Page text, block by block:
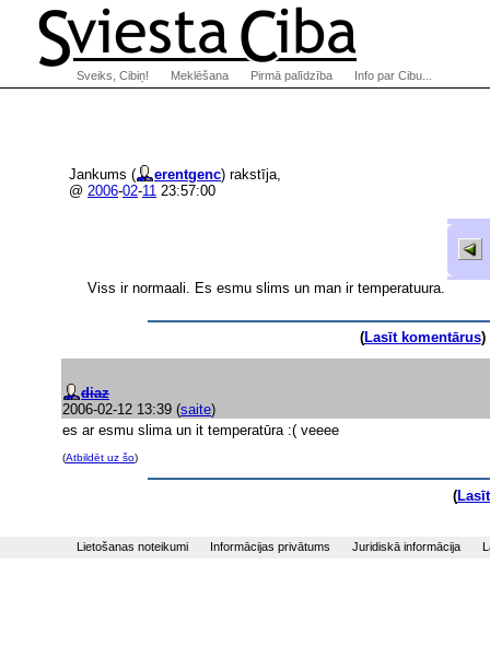
Jankums ( erentgenc) rakstīja,
@ 2006-02-11 23:57:00
Viss ir normaali. Es esmu slims un man ir temperatuura.
(Lasīt komentārus)
diaz
2006-02-12 13:39 (saite)
es ar esmu slima un it temperatūra :( veeee
(Atbildēt uz šo)
(
Sveiks, Cibiņ! Meklēšana Pirmā palīdzība Info par Cibu...
Lietošanas noteikumi Informācijas privātums Juridiskā informācija